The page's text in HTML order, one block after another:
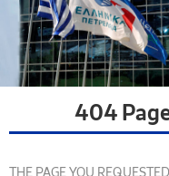
404
THE PAGE YOU